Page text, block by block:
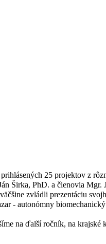
25 projektov z
Širka, PhD. a členovia Mgr.
zvládli prezentáciu
- autonómny
na ďalší ročník, na krajské